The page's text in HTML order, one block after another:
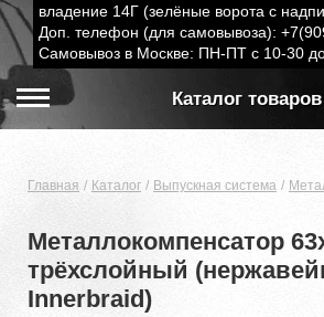
владение 14Г (зелёные ворота с
Доп. телефон (для самовывоза):
Самовывоз в Москве: ПН-ПТ с 10-30
Каталог товаров
Главная Каталог Выпускная система
Металлокомпенсатор
трёхслойный
Innerbraid)